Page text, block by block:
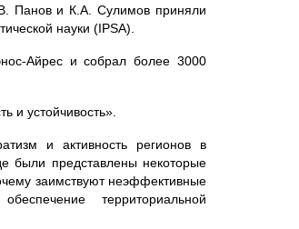
Панов и К.А. Сулимов приняли
науки (IPSA).
Айрес и собрал более 3000
и устойчивость».
и активность регионов в
были представлены некоторые
заимствуют неэффективные
территориальной